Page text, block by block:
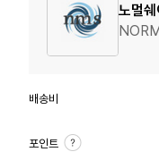
노멀쉐
배송비
포인트